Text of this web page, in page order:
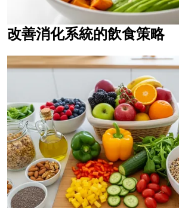
改善消化系統的飲食策略